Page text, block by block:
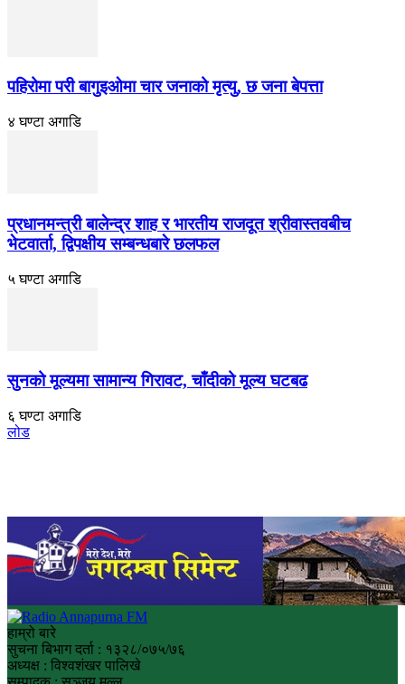
पहिरोमा परी बागुइओमा चार जनाको मृत्यु, छ जना बेपत्ता
४ घण्टा अगाडि
प्रधानमन्त्री बालेन्द्र शाह र भारतीय राजदूत श्रीवास्तवबीच
भेटवार्ता, द्विपक्षीय सम्बन्धबारे छलफल
५ घण्टा अगाडि
सुनको मूल्यमा सामान्य गिरावट, चाँदीको मूल्य घटबढ
६ घण्टा अगाडि
लोड
हाम्रो बारे
सुचना बिभाग दर्ता : १३२८/०७५/७६
अध्यक्ष : विश्वशंखर पालिखे